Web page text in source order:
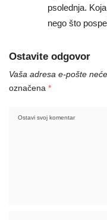
psolednja.
nego što
Ostavite odgovor
Vaša adresa e-pošte
označena *